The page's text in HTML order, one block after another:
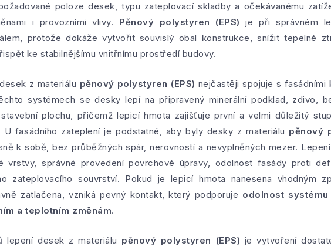
poloze desek, typu zateplovací skladby a očekávanému
i provozními vlivy. Pěnový polystyren (EPS) je při správném
protože dokáže vytvořit souvislý obal konstrukce, snížit tepelné
ke stabilnějšímu vnitřnímu prostředí budovy.
z materiálu pěnový polystyren (EPS) nejčastěji spojuje s fasádními
systémech se desky lepí na připravený minerální podklad, zdivo,
plochu, přičemž lepicí hmota zajišťuje první a velmi důležitý
fasádního zateplení je podstatné, aby byly desky z materiálu pěnový
k sobě, bez průběžných spár, nerovností a nevyplněných mezer.
vrstvy, správné provedení povrchové úpravy, odolnost fasády proti
zateplovacího souvrství. Pokud je lepicí hmota nanesena vhodným
zatlačena, vzniká pevný kontakt, který podporuje odolnost
a teplotním změnám.
lepení desek z materiálu pěnový polystyren (EPS) je vytvoření